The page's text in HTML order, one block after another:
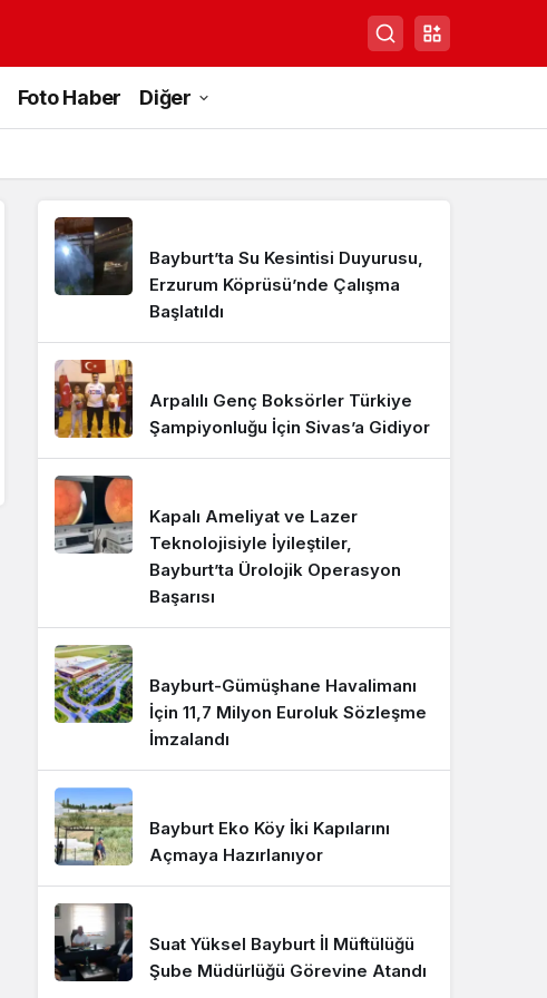
Foto Haber Diğer
Bayburt’ta Su Kesintisi Duyurusu,
Erzurum Köprüsü’nde Çalışma
Başlatıldı
Arpalılı Genç Boksörler Türkiye
Şampiyonluğu İçin Sivas’a Gidiyor
Kapalı Ameliyat ve Lazer
Teknolojisiyle İyileştiler,
Bayburt’ta Ürolojik Operasyon
Başarısı
Bayburt-Gümüşhane Havalimanı
İçin 11,7 Milyon Euroluk Sözleşme
İmzalandı
Bayburt Eko Köy İki Kapılarını
Açmaya Hazırlanıyor
Suat Yüksel Bayburt İl Müftülüğü
Şube Müdürlüğü Görevine Atandı